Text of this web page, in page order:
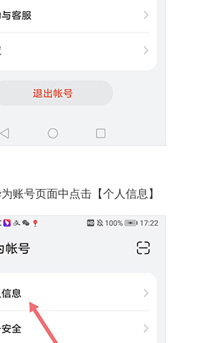
账号页面中点击【个人信息】